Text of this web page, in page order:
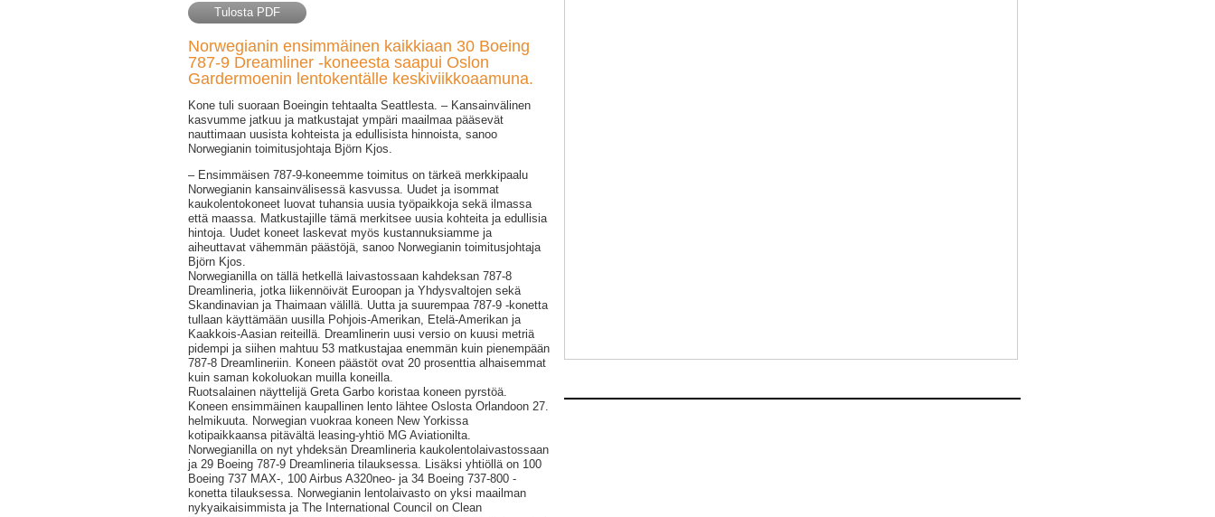
Tulosta PDF
Norwegianin ensimmäinen kaikkiaan 30 Boeing
787-9 Dreamliner -koneesta saapui Oslon
Gardermoenin lentokentälle keskiviikkoaamuna.
Kone tuli suoraan Boeingin tehtaalta Seattlesta. – Kansainvälinen
kasvumme jatkuu ja matkustajat ympäri maailmaa pääsevät
nauttimaan uusista kohteista ja edullisista hinnoista, sanoo
Norwegianin toimitusjohtaja Björn Kjos.
– Ensimmäisen 787-9-koneemme toimitus on tärkeä merkkipaalu
Norwegianin kansainvälisessä kasvussa. Uudet ja isommat
kaukolentokoneet luovat tuhansia uusia työpaikkoja sekä ilmassa
että maassa. Matkustajille tämä merkitsee uusia kohteita ja edullisia
hintoja. Uudet koneet laskevat myös kustannuksiamme ja
aiheuttavat vähemmän päästöjä, sanoo Norwegianin toimitusjohtaja
Björn Kjos.
Norwegianilla on tällä hetkellä laivastossaan kahdeksan 787-8
Dreamlineria, jotka liikennöivät Euroopan ja Yhdysvaltojen sekä
Skandinavian ja Thaimaan välillä. Uutta ja suurempaa 787-9 -konetta
tullaan käyttämään uusilla Pohjois-Amerikan, Etelä-Amerikan ja
Kaakkois-Aasian reiteillä. Dreamlinerin uusi versio on kuusi metriä
pidempi ja siihen mahtuu 53 matkustajaa enemmän kuin pienempään
787-8 Dreamlineriin. Koneen päästöt ovat 20 prosenttia alhaisemmat
kuin saman kokoluokan muilla koneilla.
Ruotsalainen näyttelijä Greta Garbo koristaa koneen pyrstöä.
Koneen ensimmäinen kaupallinen lento lähtee Oslosta Orlandoon 27.
helmikuuta. Norwegian vuokraa koneen New Yorkissa
kotipaikkaansa pitävältä leasing-yhtiö MG Aviationilta.
Norwegianilla on nyt yhdeksän Dreamlineria kaukolentolaivastossaan
ja 29 Boeing 787-9 Dreamlineria tilauksessa. Lisäksi yhtiöllä on 100
Boeing 737 MAX-, 100 Airbus A320neo- ja 34 Boeing 737-800 -
konetta tilauksessa. Norwegianin lentolaivasto on yksi maailman
nykyaikaisimmista ja The International Council on Clean